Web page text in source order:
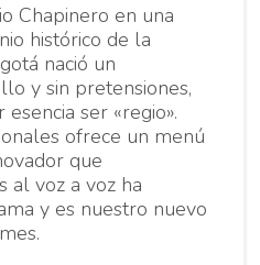
Chapinero en una
histórico de la
nació un
y sin pretensiones,
ser «regio».
ofrece un menú
que
al voz a voz ha
y es nuestro nuevo